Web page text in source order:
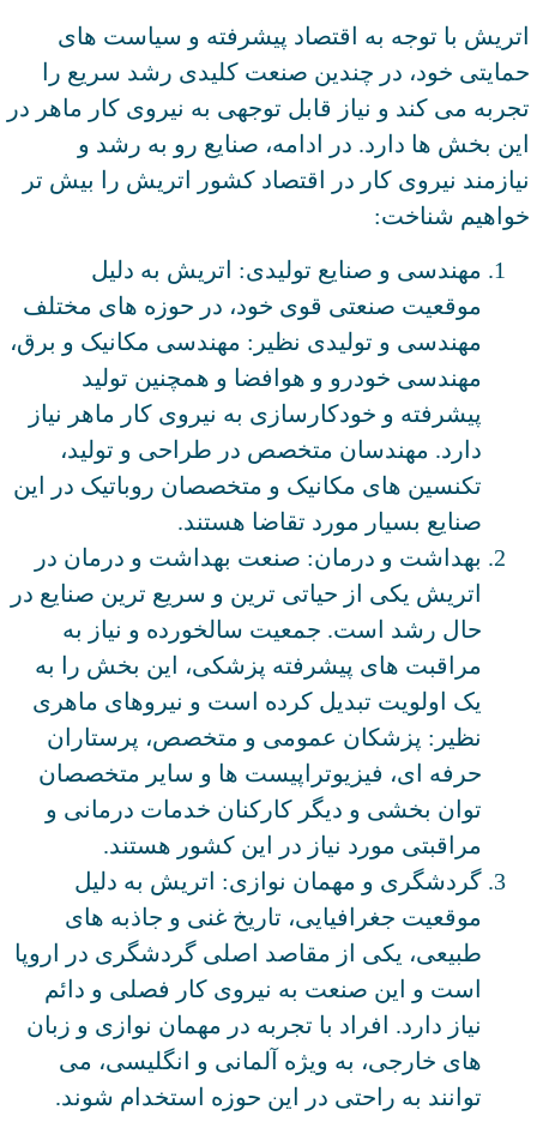
اتریش با توجه به اقتصاد پیشرفته و سیاست ‌های
حمایتی خود، در چندین صنعت کلیدی رشد سریع را
تجربه می ‌کند و نیاز قابل توجهی به نیروی کار ماهر در
این بخش‌ ها دارد. در ادامه، صنایع رو به رشد و
نیازمند نیروی کار در اقتصاد کشور اتریش را بیش تر
خواهیم شناخت:
مهندسی و صنایع تولیدی: اتریش به دلیل
موقعیت صنعتی قوی خود، در حوزه های مختلف
مهندسی و تولیدی نظیر: مهندسی مکانیک و برق،
مهندسی خودرو و هوافضا و همچنین تولید
پیشرفته و خودکارسازی به نیروی کار ماهر نیاز
دارد. مهندسان متخصص در طراحی و تولید،
تکنسین های مکانیک و متخصصان روباتیک در این
صنایع بسیار مورد تقاضا هستند.
بهداشت و درمان: صنعت بهداشت و درمان در
اتریش یکی از حیاتی‌ ترین و سریع‌ ترین صنایع در
حال رشد است. جمعیت سالخورده و نیاز به
مراقبت‌ های پیشرفته پزشکی، این بخش را به
یک اولویت تبدیل کرده است و نیروهای ماهری
نظیر: پزشکان عمومی و متخصص، پرستاران
حرفه ‌ای، فیزیوتراپیست ‌ها و سایر متخصصان
توان ‌بخشی و دیگر کارکنان خدمات درمانی و
مراقبتی مورد نیاز در این کشور هستند.
گردشگری و مهمان نوازی: اتریش به دلیل
موقعیت جغرافیایی، تاریخ غنی و جاذبه ‌های
طبیعی، یکی از مقاصد اصلی گردشگری در اروپا
است و این صنعت به نیروی کار فصلی و دائم
نیاز دارد. افراد با تجربه در مهمان ‌نوازی و زبان‌
های خارجی، به ویژه آلمانی و انگلیسی، می‌
توانند به‌ راحتی در این حوزه استخدام شوند.